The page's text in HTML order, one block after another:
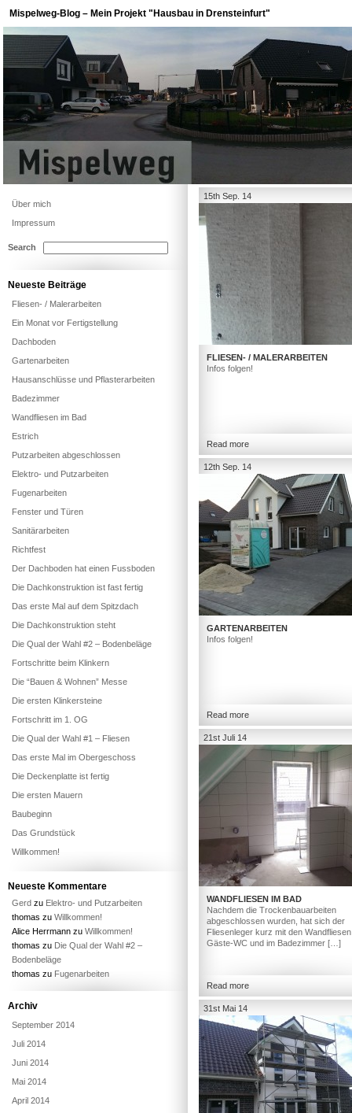
Mispelweg-Blog – Mein Projekt "Hausbau in Drensteinfurt"
15th Sep. 14
FLIESEN- / MALERARBEITEN
Infos folgen!
Read more
12th Sep. 14
GARTENARBEITEN
Infos folgen!
Read more
21st Juli 14
WANDFLIESEN IM BAD
Nachdem die Trockenbauarbeiten
abgeschlossen wurden, hat sich der
Fliesenleger kurz mit den
Gäste-WC und im Badezimmer […]
Read more
31st Mai 14
Über mich
Impressum
Search
Neueste Beiträge
Fliesen- / Malerarbeiten
Ein Monat vor Fertigstellung
Dachboden
Gartenarbeiten
Hausanschlüsse und Pflasterarbeiten
Badezimmer
Wandfliesen im Bad
Estrich
Putzarbeiten abgeschlossen
Elektro- und Putzarbeiten
Fugenarbeiten
Fenster und Türen
Sanitärarbeiten
Richtfest
Der Dachboden hat einen Fussboden
Die Dachkonstruktion ist fast fertig
Das erste Mal auf dem Spitzdach
Die Dachkonstruktion steht
Die Qual der Wahl #2 – Bodenbeläge
Fortschritte beim Klinkern
Die “Bauen & Wohnen” Messe
Die ersten Klinkersteine
Fortschritt im 1. OG
Die Qual der Wahl #1 – Fliesen
Das erste Mal im Obergeschoss
Die Deckenplatte ist fertig
Die ersten Mauern
Baubeginn
Das Grundstück
Willkommen!
Neueste Kommentare
Gerd zu Elektro- und Putzarbeiten
thomas zu Willkommen!
Alice Herrmann zu Willkommen!
thomas zu Die Qual der Wahl #2 –
Bodenbeläge
thomas zu Fugenarbeiten
Archiv
September 2014
Juli 2014
Juni 2014
Mai 2014
April 2014